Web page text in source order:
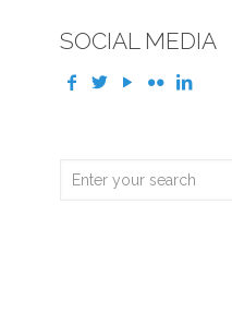
SOCIAL MEDIA